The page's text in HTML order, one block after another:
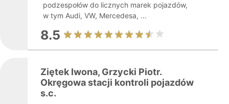
podzespołów do licznych marek pojazdów,
w tym Audi, VW, Mercedesa, ...
8.5
Ziętek Iwona, Grzycki Piotr.
Okręgowa stacji kontroli pojazdów
s.c.